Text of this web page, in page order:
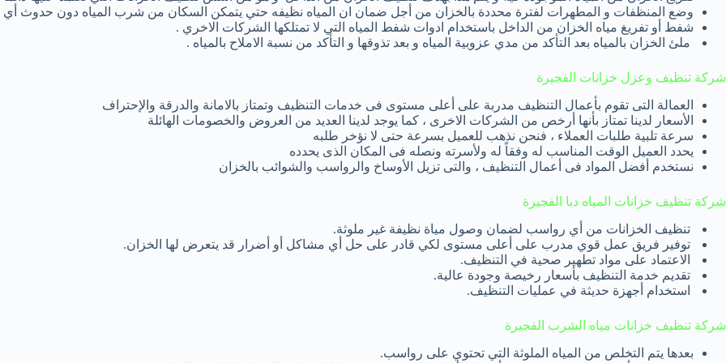
وضع المنظفات و المطهرات لفترة محددة بالخزان من أجل ضمان ان المياه نظيفه حتي يتمكن السكان من شرب المياه دون حدوث أي
شفط أو تفريغ مياه الخزان من الداخل باستخدام ادوات شفط المياه التي لا تمتلكها الشركات الاخري .
ملئ الخزان بالمياه بعد التأكد من مدي عزوبية المياه و بعد تذوقها و التأكد من نسبة الاملاح بالمياه .
شركة تنظيف وعزل خزانات الفجيرة
العمالة التى تقوم بأعمال التنظيف مدربة على أعلى مستوى فى خدمات التنظيف وتمتاز بالامانة والدرقة والإحتراف
الأسعار لدينا تمتاز بأنها أرخص من الشركات الاخرى ، كما يوجد لدينا العديد من العروض والخصومات الهائلة
سرعة تلبية طلبات العملاء ، فنحن نذهب للعميل بسرعة حتى لا نؤخر طلبه
يحدد العميل الوقت المناسب له وفقاً له ولأسرته ونصله فى المكان الذى يحدده
نستخدم أفضل المواد فى أعمال التنظيف ، والتى تزيل الأوساخ والرواسب والشوائب بالخزان
شركة تنظيف خزانات المياه دبا الفجيرة
تنظيف الخزانات من أي رواسب لضمان وصول مياة نظيفة غير ملوثة.
توفير فريق عمل قوي مدرب على أعلى مستوى لكي قادر على حل أي مشاكل أو أضرار قد يتعرض لها الخزان.
الاعتماد على مواد تطهير صحية في التنظيف.
تقديم خدمة التنظيف بأسعار رخيصة وجودة عالية.
استخدام أجهزة حديثة في عمليات التنظيف.
شركة تنظيف خزانات مياه الشرب الفجيرة
بعدها يتم التخلص من المياه الملوثة التي تحتوي على رواسب.